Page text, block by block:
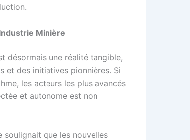
Minière
désormais une réalité tangible,
et des initiatives pionnières. Si
les acteurs les plus avancés
et autonome est non
soulignait que les nouvelles